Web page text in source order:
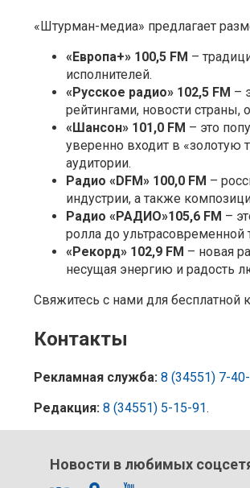
«Штурман-медиа» предлагает
«Европа+» 100,5 FM –
исполнителей.
«Русское радио» 102,5 FM –
рейтингами, новости страны,
«Шансон» 101,0 FM – это
уверенно входит в «золотую
аудитории.
Радио «DFM» 100,0 FM –
индустрии, а также
Радио «РАДИО»105,6 FM –
ролла до
«Рекорд» 102,9 FM – новая
несущая энергию и радость
Свяжитесь с нами для бесплатной
Контакты
Рекламная служба: 8 (34551) 7-
Редакция: 8 (34551) 5-15-91.
Новости в любимых